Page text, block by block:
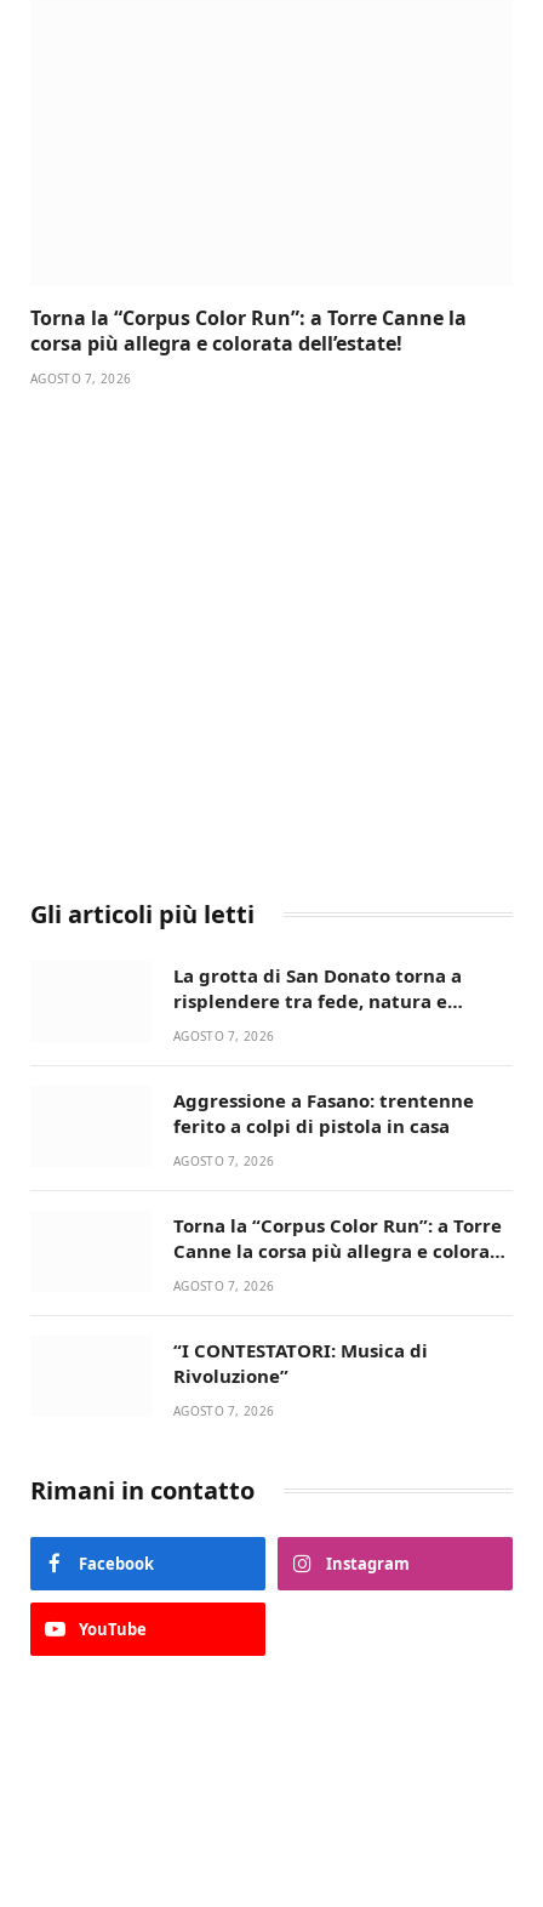
Torna la “Corpus Color Run”: a Torre Canne la
corsa più allegra e colorata dell’estate!
AGOSTO 7, 2026
Gli articoli più letti
La grotta di San Donato torna a
risplendere tra fede, natura e
devozione
AGOSTO 7, 2026
Aggressione a Fasano: trentenne
ferito a colpi di pistola in casa
AGOSTO 7, 2026
Torna la “Corpus Color Run”: a Torre
Canne la corsa più allegra e colorata
dell’estate!
AGOSTO 7, 2026
“I CONTESTATORI: Musica di
Rivoluzione”
AGOSTO 7, 2026
Rimani in contatto
Facebook Instagram
YouTube